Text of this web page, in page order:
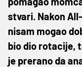
stvari. Nakon
nisam mogao
bio dio rotacije,
je prerano da